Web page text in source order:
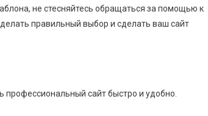
не стесняйтесь обращаться за помощью к
правильный выбор и сделать ваш сайт
профессиональный сайт быстро и удобно.